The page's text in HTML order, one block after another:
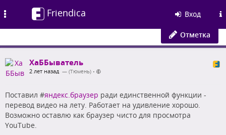
Friendica Вход
Отметка
ХаББыватель
2 лет назад — (Тюмень) •
Поставил #яндекс.браузер ради единственной функции -
перевод видео на лету. Работает на удивление хорошо.
Возможно оставлю как браузер чисто для просмотра
YouTube.